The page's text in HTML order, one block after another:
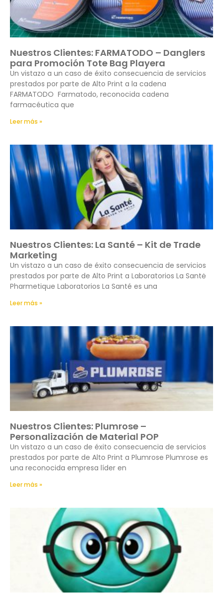
Nuestros Clientes: FARMATODO – Danglers
para Promoción Tote Bag Playera
Un vistazo a un caso de éxito consecuencia de servicios
prestados por parte de Alto Print a la cadena
FARMATODO Farmatodo, reconocida cadena
farmacéutica que
Leer más »
Nuestros Clientes: La Santé – Kit de Trade
Marketing
Un vistazo a un caso de éxito consecuencia de servicios
prestados por parte de Alto Print a Laboratorios La Santė
Pharmetique Laboratorios La Santé es una
Leer más »
Nuestros Clientes: Plumrose –
Personalización de Material POP
Un vistazo a un caso de éxito consecuencia de servicios
prestados por parte de Alto Print a Plumrose Plumrose es
una reconocida empresa líder en
Leer más »